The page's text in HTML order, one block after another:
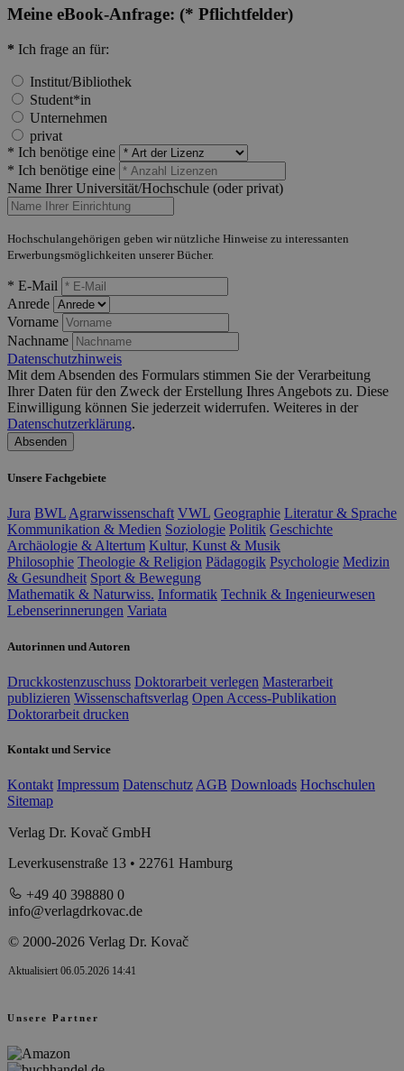
Meine eBook-Anfrage: (* Pflichtfelder)
* Ich frage an für:
Institut/Bibliothek
Student*in
Unternehmen
privat
* Ich benötige eine
* Ich benötige eine
Name Ihrer Universität/Hochschule (oder privat)
Hochschulangehörigen geben wir nützliche Hinweise zu interessanten
Erwerbungsmöglichkeiten unserer Bücher.
* E-Mail
Anrede
Vorname
Nachname
Datenschutzhinweis
Mit dem Absenden des Formulars stimmen Sie der Verarbeitung
Ihrer Daten für den Zweck der Erstellung Ihres Angebots zu. Diese
Einwilligung können Sie jederzeit widerrufen. Weiteres in der
Datenschutzerklärung.
Absenden
Unsere Fachgebiete
Jura BWLAgrarwissenschaft VWL Geographie Literatur & Sprache
Kommunikation & Medien Soziologie Politik Geschichte
Archäologie & Altertum Kultur, Kunst & Musik
Philosophie Theologie & Religion Pädagogik Psychologie Medizin
& Gesundheit Sport & Bewegung
Mathematik & Naturwiss. Informatik Technik & Ingenieurwesen
Lebenserinnerungen Variata
Autorinnen und Autoren
Druckkostenzuschuss Doktorarbeit verlegen Masterarbeit
publizieren Wissenschaftsverlag Open Access-Publikation
Doktorarbeit drucken
Kontakt und Service
Kontakt Impressum Datenschutz AGB Downloads Hochschulen
Sitemap
Verlag Dr. Kovač GmbH
Leverkusenstraße 13 • 22761 Hamburg
+49 40 398880 0
info@verlagdrkovac.de
© 2000-2026 Verlag Dr. Kovač
Aktualisiert 06.05.2026 14:41
Unsere Partner